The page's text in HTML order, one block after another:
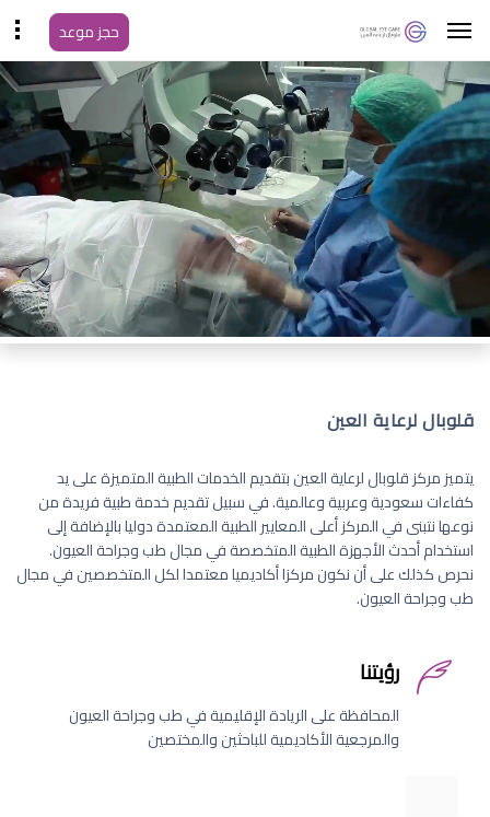
حجز موعد
قلوبال لرعاية العين
يتميز مركز قلوبال لرعاية العين بتقديم الخدمات الطبية المتميزة على يد
كفاءات سعودية وعربية وعالمية. في سبيل تقديم خدمة طبية فريدة من
نوعها نتبنى في المركز أعلى المعايير الطبية المعتمدة دوليا بالإضافة إلى
استخدام أحدث الأجهزة الطبية المتخصصة في مجال طب وجراحة العيون.
نحرص كذلك على أن نكون مركزا أكاديميا معتمدا لكل المتخصصين في مجال
طب وجراحة العيون.
رؤيتنا
المحافظة على الريادة الإقليمية في طب وجراحة العيون
والمرجعية الأكاديمية للباحثين والمختصين